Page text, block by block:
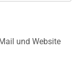
und Website